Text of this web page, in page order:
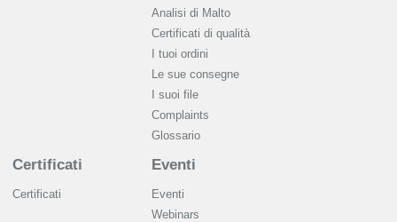
Analisi di Malto
Сertificati di qualità
I tuoi ordini
Le sue consegne
I suoi file
Complaints
Glossario
Certificati
Certificati
Eventi
Eventi
Webinars